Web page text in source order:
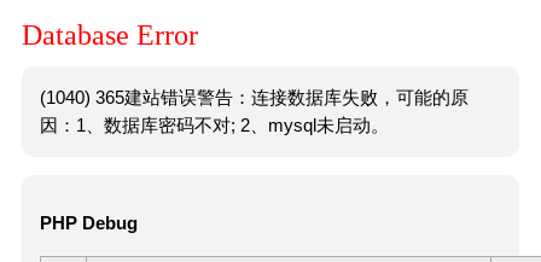
Database Error
(1040) 365建站错误警告：连接数据库失败，可能的原
因：1、数据库密码不对; 2、mysql未启动。
PHP Debug